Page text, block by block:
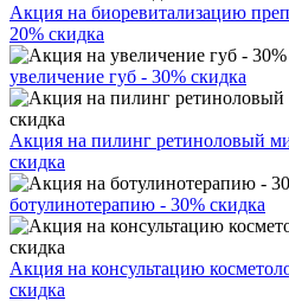
Акция на биоревитализацию
20% скидка
увеличение губ - 30% скидка
Акция на пилинг ретиноловый
скидка
ботулинотерапию - 30% скидка
Акция на консультацию
скидка